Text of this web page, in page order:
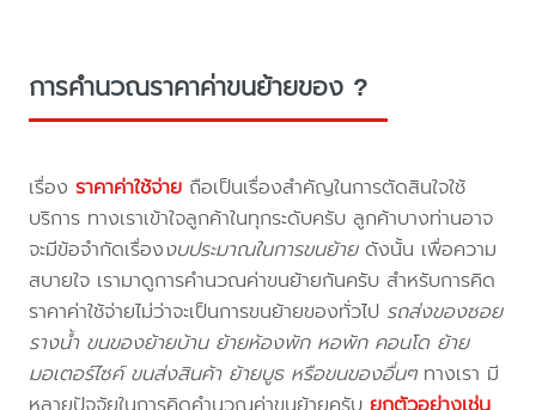
การคำนวณราคาค่าขนย้ายของ ?
เรื่องราคาค่าใช้จ่าย ถือเป็นเรื่องสำคัญในการตัดสินใจใช้
บริการ ทางเราเข้าใจลูกค้าในทุกระดับครับ ลูกค้าบางท่านอาจ
จะมีข้อจำกัดเรื่องงบประมาณในการขนย้ายดังนั้น เพื่อความ
สบายใจ เรามาดูการคำนวณค่าขนย้ายกันครับ สำหรับการคิด
ราคาค่าใช้จ่ายไม่ว่าจะเป็นการขนย้ายของทั่วไป รถส่งของซอย
รางน้ำ ขนของย้ายบ้าน ย้ายห้องพัก หอพัก คอนโด ย้าย
มอเตอร์ไซค์ ขนส่งสินค้า ย้ายบูธ หรือขนของอื่นๆทางเรา มี